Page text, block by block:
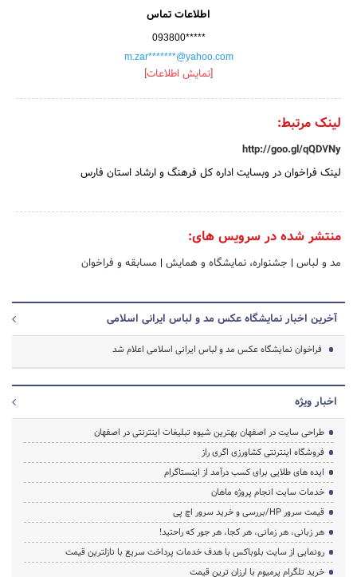
اطلاعات تماس
093800*****
m.zar*******@yahoo.com
[نمایش اطلاعات]
لینک مرتبط:
http://goo.gl/qQD7Ny
لینک فراخوان در وبسایت اداره کل فرهنگ و ارشاد استان فارس
منتشر شده در سرویس های:
مد و لباس | جشنواره، نمایشگاه و همایش | مسابقه و فراخوان
آخرین اخبار نمایشگاه عکس مد و لباس ایرانی اسلامی
فراخوان نمایشگاه عکس مد و لباس ایرانی اسلامی اعلام شد
اخبار ویژه
طراحی سایت در اصفهان بهترین شیوه تبلیغات اینترنتی در اصفهان
فروشگاه اینترنتی کشاورزی اگری راز
ایده های طلایی برای کسب درآمد از اینستاگرام
خدمات سایت انجام پروژه ماهان
قیمت سرور HP/بررسی و خرید سرور اچ پی
هر زبانی، هر زمانی، هر کجا، هر جور که راحتید!
رونمایی از سایت بلوباکس با هدف خدمات پرداخت سریع با نازلترین قیمت
خرید تلگرام پرمیوم با ارزان ترین قیمت